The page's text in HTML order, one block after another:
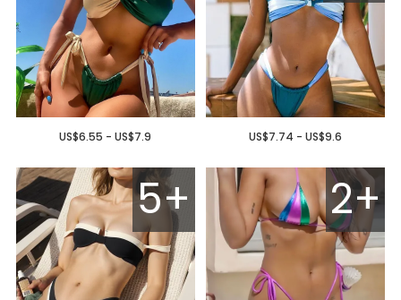
US$6.55 - US$7.9 US$7.74 - US$9.6
5+ 2+